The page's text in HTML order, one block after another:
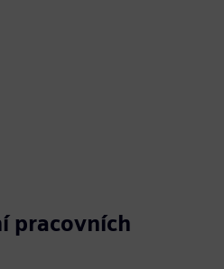
pracovních